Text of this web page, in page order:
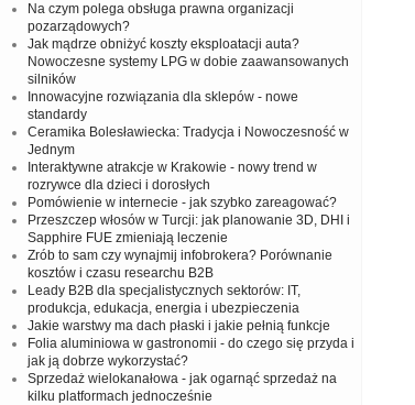
Na czym polega obsługa prawna organizacji
pozarządowych?
Jak mądrze obniżyć koszty eksploatacji auta?
Nowoczesne systemy LPG w dobie zaawansowanych
silników
Innowacyjne rozwiązania dla sklepów - nowe
standardy
Ceramika Bolesławiecka: Tradycja i Nowoczesność w
Jednym
Interaktywne atrakcje w Krakowie - nowy trend w
rozrywce dla dzieci i dorosłych
Pomówienie w internecie - jak szybko zareagować?
Przeszczep włosów w Turcji: jak planowanie 3D, DHI i
Sapphire FUE zmieniają leczenie
Zrób to sam czy wynajmij infobrokera? Porównanie
kosztów i czasu researchu B2B
Leady B2B dla specjalistycznych sektorów: IT,
produkcja, edukacja, energia i ubezpieczenia
Jakie warstwy ma dach płaski i jakie pełnią funkcje
Folia aluminiowa w gastronomii - do czego się przyda i
jak ją dobrze wykorzystać?
Sprzedaż wielokanałowa - jak ogarnąć sprzedaż na
kilku platformach jednocześnie